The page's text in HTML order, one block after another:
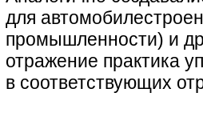
для
промышленности) и
отражение практика
в соответствующих